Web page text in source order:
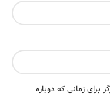
برای زمانی که دوباره